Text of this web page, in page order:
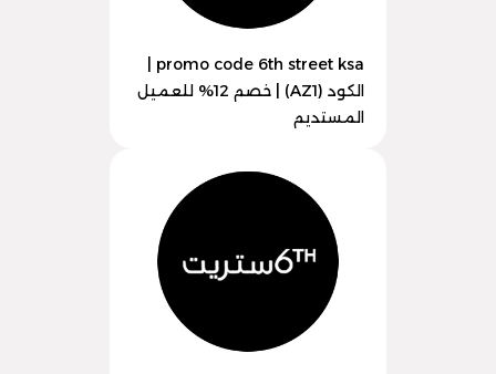
الكود (AZ1) | خصم 12% للعميل
المستديم